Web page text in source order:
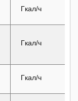
Гкал/ч
Гкал/ч
Гкал/ч